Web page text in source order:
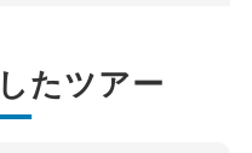
たツアー